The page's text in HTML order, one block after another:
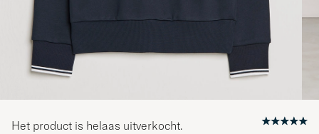
Het product is helaas uitverkocht.